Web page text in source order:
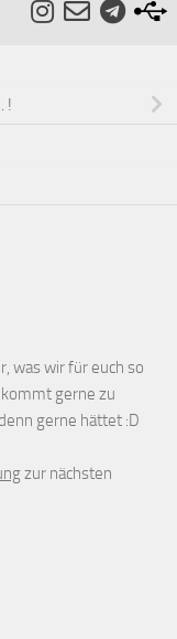
!
was wir für euch so
gerne zu
gerne hättet :D
zur nächsten